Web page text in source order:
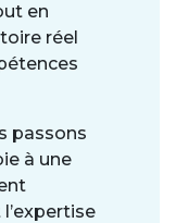
en
réel
passons
à une